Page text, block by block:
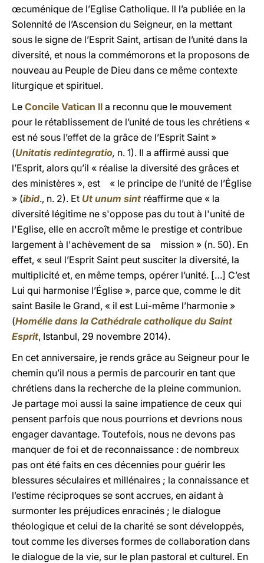
œcuménique de l’Eglise Catholique. Il l’a publiée en la
Solennité de l’Ascension du Seigneur, en la mettant
sous le signe de l’Esprit Saint, artisan de l’unité dans la
diversité, et nous la commémorons et la proposons de
nouveau au Peuple de Dieu dans ce même contexte
liturgique et spirituel.
Le Concile Vatican II a reconnu que le mouvement
pour le rétablissement de l’unité de tous les chrétiens «
est né sous l’effet de la grâce de l’Esprit Saint »
(Unitatis redintegratio, n. 1). Il a affirmé aussi que
l’Esprit, alors qu’il « réalise la diversité des grâces et
des ministères », est « le principe de l’unité de l’Église
» (ibid., n. 2). Et Ut unum sint réaffirme que « la
diversité légitime ne s'oppose pas du tout à l'unité de
l'Eglise, elle en accroît même le prestige et contribue
largement à l'achèvement de sa mission » (n. 50). En
effet, « seul l’Esprit Saint peut susciter la diversité, la
multiplicité et, en même temps, opérer l’unité. […] C’est
Lui qui harmonise l’Église », parce que, comme le dit
saint Basile le Grand, « il est Lui-même l’harmonie »
(Homélie dans la Cathédrale catholique du Saint
Esprit, Istanbul, 29 novembre 2014).
En cet anniversaire, je rends grâce au Seigneur pour le
chemin qu’il nous a permis de parcourir en tant que
chrétiens dans la recherche de la pleine communion.
Je partage moi aussi la saine impatience de ceux qui
pensent parfois que nous pourrions et devrions nous
engager davantage. Toutefois, nous ne devons pas
manquer de foi et de reconnaissance : de nombreux
pas ont été faits en ces décennies pour guérir les
blessures séculaires et millénaires ; la connaissance et
l’estime réciproques se sont accrues, en aidant à
surmonter les préjudices enracinés ; le dialogue
théologique et celui de la charité se sont développés,
tout comme les diverses formes de collaboration dans
le dialogue de la vie, sur le plan pastoral et culturel. En